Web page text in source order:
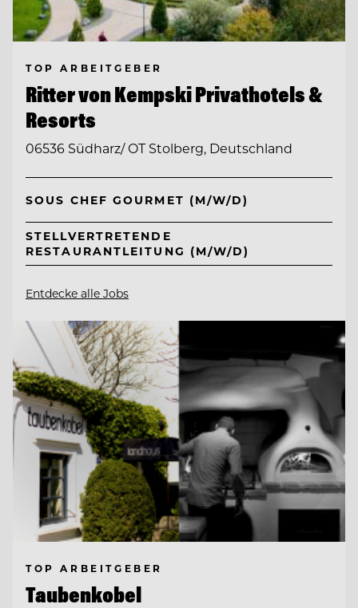
TOP ARBEITGEBER
Ritter von Kempski Privathotels &
Resorts
06536 Südharz/ OT Stolberg, Deutschland
SOUS CHEF GOURMET (M/W/D)
STELLVERTRETENDE
RESTAURANTLEITUNG (M/W/D)
Entdecke alle Jobs
TOP ARBEITGEBER
Taubenkobel